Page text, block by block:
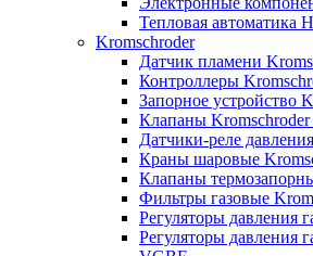
Тепловая автоматика
Kromschroder
Датчик пламени
Контроллеры
Запорное устройство
Клапаны Kromschroder
Датчики-реле
Краны шаровые
Клапаны
Фильтры газовые
Регуляторы давления
Регуляторы давления